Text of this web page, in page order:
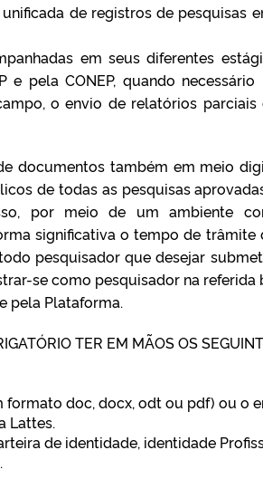
de registros de pesquisas
em seus diferentes
pela CONEP, quando
o envio de relatórios
documentos também em meio
de todas as pesquisas
por meio de um ambiente
significativa o tempo de trâmite
pesquisador que desejar
se como pesquisador na referida
pela Plataforma.
TER EM MÃOS OS
doc, docx, odt ou pdf) ou o
Lattes.
de identidade, identidade